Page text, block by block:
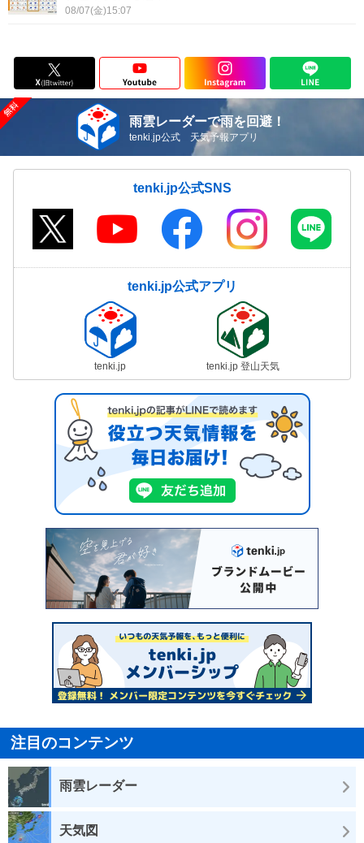
08/07(金)15:07
雨雲レーダーで雨を回避！
tenki.jp公式 天気予報アプリ
tenki.jp公式SNS
tenki.jp公式アプリ
tenki.jp tenki.jp 登山天気
注目のコンテンツ
雨雲レーダー
天気図